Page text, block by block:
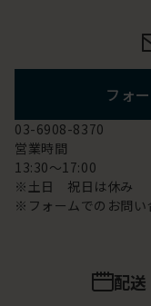
フォ
03-6908-8370
営業時間
13:30～17:00
※土日 祝日は休み
※フォームでのお問い
配